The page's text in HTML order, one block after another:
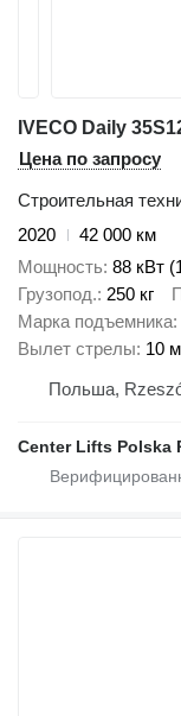
Цена по запросу
Строительная
2020
42 000 км
Мощность 88 кВт
Грузопод. 250 кг
Марка подъемника
Вылет стрелы 10 м
Польша,
Center Lifts Polska